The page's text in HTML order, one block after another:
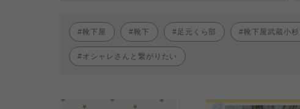
靴下屋 靴下 足元くら部 靴下屋武蔵小
オシャレさんと繋がりたい